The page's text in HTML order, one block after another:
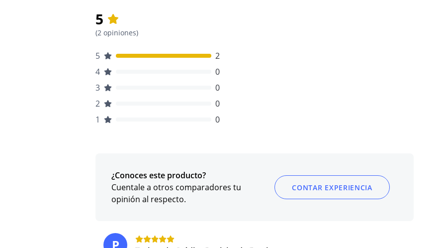
5
(2 opiniones)
5
2
4
0
3
0
2
0
1
0
¿Conoces este producto?
Cuentale a otros comparadores tu
opinión al respecto.
CONTAR EXPERIENCIA